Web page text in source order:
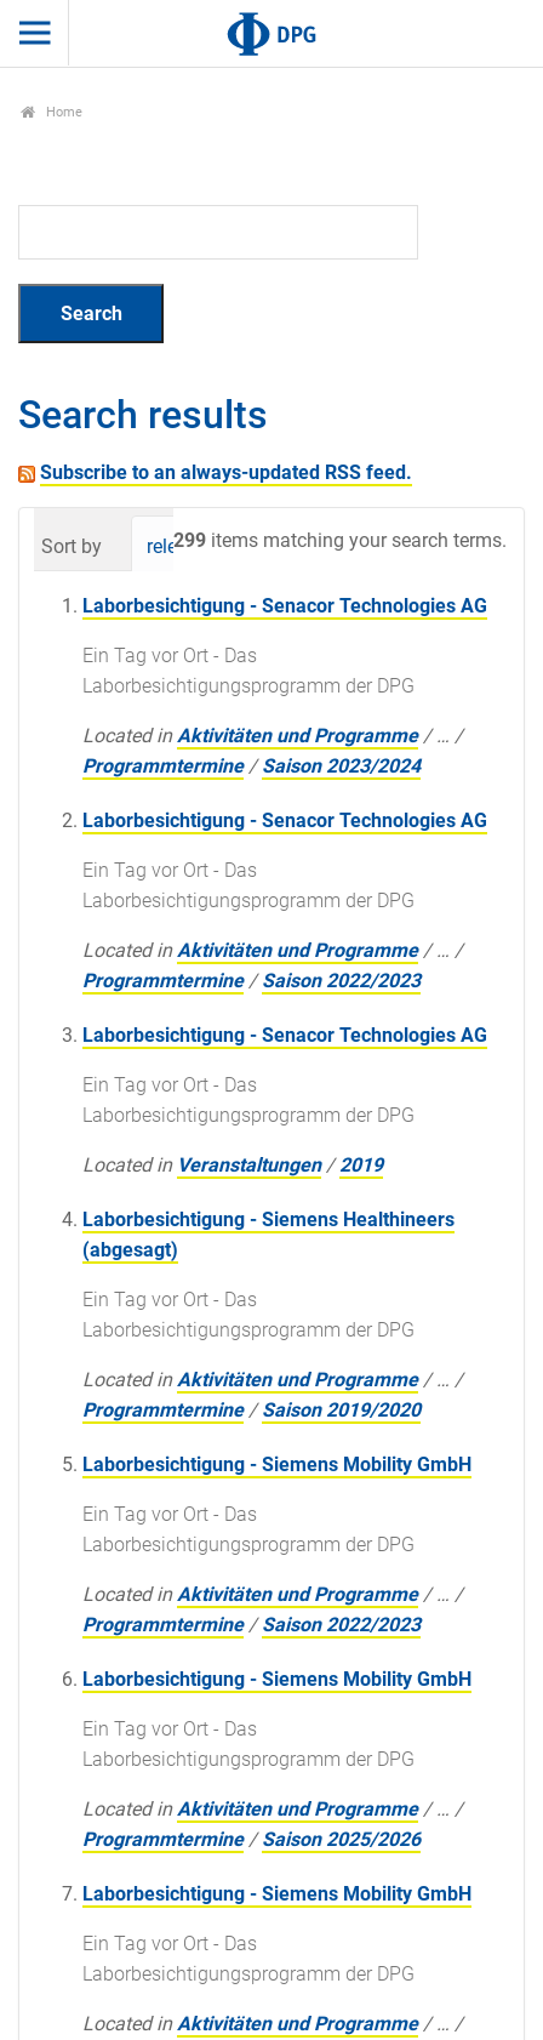
Home
Search results
Subscribe to an always-updated RSS feed.
299 items matching your search terms.
Sort by relevance date (newest first)
Laborbesichtigung - Senacor Technologies AG
Ein Tag vor Ort - Das
Laborbesichtigungsprogramm der DPG
Located in Aktivitäten und Programme /… /
Programmtermine /Saison 2023/2024
Laborbesichtigung - Senacor Technologies AG
Ein Tag vor Ort - Das
Laborbesichtigungsprogramm der DPG
Located in Aktivitäten und Programme /… /
Programmtermine /Saison 2022/2023
Laborbesichtigung - Senacor Technologies AG
Ein Tag vor Ort - Das
Laborbesichtigungsprogramm der DPG
Located in Veranstaltungen /2019
Laborbesichtigung - Siemens Healthineers
(abgesagt)
Ein Tag vor Ort - Das
Laborbesichtigungsprogramm der DPG
Located in Aktivitäten und Programme /… /
Programmtermine /Saison 2019/2020
Laborbesichtigung - Siemens Mobility GmbH
Ein Tag vor Ort - Das
Laborbesichtigungsprogramm der DPG
Located in Aktivitäten und Programme /… /
Programmtermine /Saison 2022/2023
Laborbesichtigung - Siemens Mobility GmbH
Ein Tag vor Ort - Das
Laborbesichtigungsprogramm der DPG
Located in Aktivitäten und Programme /… /
Programmtermine /Saison 2025/2026
Laborbesichtigung - Siemens Mobility GmbH
Ein Tag vor Ort - Das
Laborbesichtigungsprogramm der DPG
Located in Aktivitäten und Programme /… /